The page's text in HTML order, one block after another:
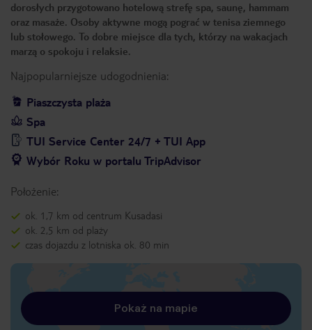
dorosłych przygotowano hotelową strefę spa, saunę, hammam
oraz masaże. Osoby aktywne mogą pograć w tenisa ziemnego
lub stołowego. To dobre miejsce dla tych, którzy na wakacjach
marzą o spokoju i relaksie.
Najpopularniejsze udogodnienia:
Piaszczysta plaża
Spa
TUI Service Center 24/7 + TUI App
Wybór Roku w portalu TripAdvisor
Położenie:
ok. 1,7 km od centrum Kusadasi
ok. 2,5 km od plaży
czas dojazdu z lotniska ok. 80 min
Pokaż na mapie